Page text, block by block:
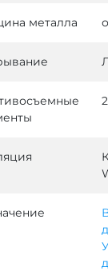
металла